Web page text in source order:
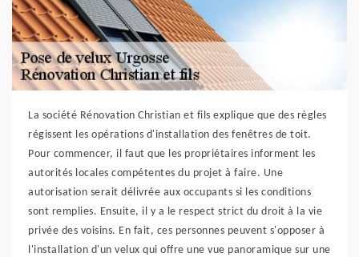
La société Rénovation Christian et fils explique que des règles
régissent les opérations d'installation des fenêtres de toit.
Pour commencer, il faut que les propriétaires informent les
autorités locales compétentes du projet à faire. Une
autorisation serait délivrée aux occupants si les conditions
sont remplies. Ensuite, il y a le respect strict du droit à la vie
privée des voisins. En fait, ces personnes peuvent s'opposer à
l'installation d'un velux qui offre une vue panoramique sur une